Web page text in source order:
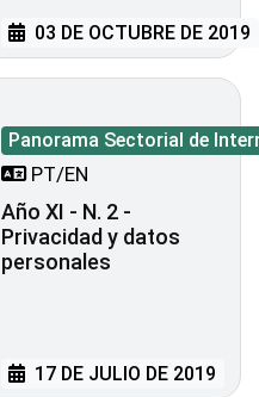
03 DE OCTUBRE DE 2019
Panorama Sectorial de
PT/EN
Año XI - N. 2 -
Privacidad y datos
personales
17 DE JULIO DE 2019